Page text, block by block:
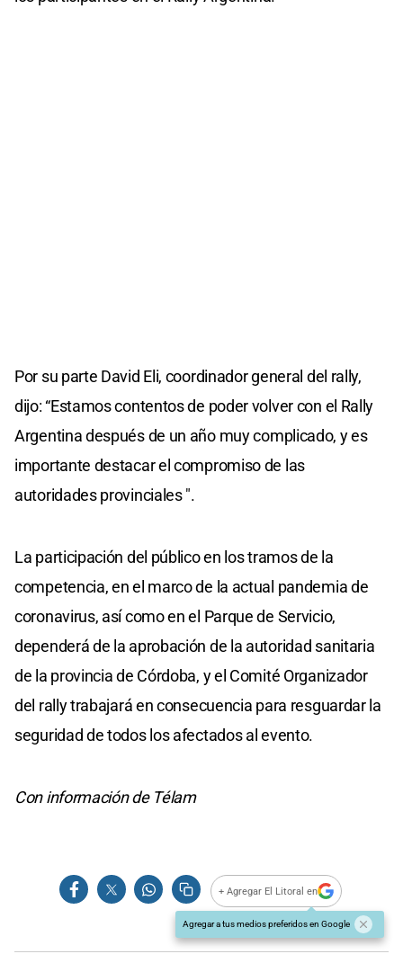
Por su parte David Eli, coordinador general del rally,
dijo: “Estamos contentos de poder volver con el Rally
Argentina después de un año muy complicado, y es
importante destacar el compromiso de las
autoridades provinciales ".
La participación del público en los tramos de la
competencia, en el marco de la actual pandemia de
coronavirus, así como en el Parque de Servicio,
dependerá de la aprobación de la autoridad sanitaria
de la provincia de Córdoba, y el Comité Organizador
del rally trabajará en consecuencia para resguardar la
seguridad de todos los afectados al evento.
Con información de Télam
+ Agregar El Litoral en
Agregar a tus medios preferidos en Google